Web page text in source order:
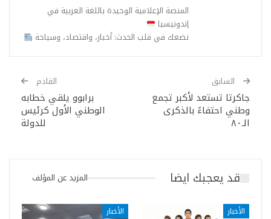
المنصة الإعلامية الوحيدة باللغة العربية في
إندونيسيا
نضعك في قلب الحدث: أخبار، واقتصاد، وسياحة
السابق
جاكرتا تستعد لأكبر تجمع
وطني احتفاءً بالذكرى
الـ٨٠
القادم
برابوو يلقي خطابه
الوطني الأول كرئيس
للدولة
قد يعجبك ايضا المزيد عن المؤلف
الأخبار الأخبار